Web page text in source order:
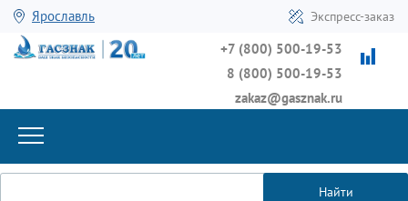
Ярославль Экспресс-заказ
+7 (800) 500-19-53
8 (800) 500-19-53
zakaz@gasznak.ru
Найти